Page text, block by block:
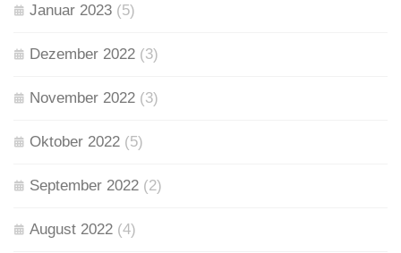
Januar 2023 (5)
Dezember 2022 (3)
November 2022 (3)
Oktober 2022 (5)
September 2022 (2)
August 2022 (4)